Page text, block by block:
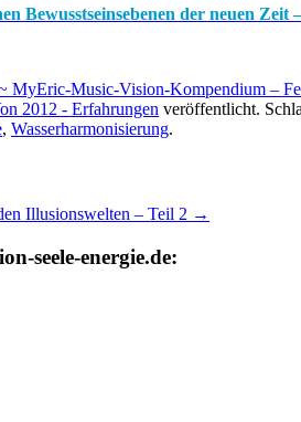
Bewusstseinsebenen der neuen Zeit
MyEric-Music-Vision-Kompendium –
2012 - Erfahrungen veröffentlicht.
, Wasserharmonisierung.
Illusionswelten – Teil 2 →
seele-energie.de: